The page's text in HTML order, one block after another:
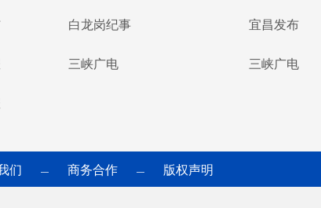
白龙岗纪事
三峡广电
宜昌发布
三峡广电
们 — 商务合作 — 版权声明